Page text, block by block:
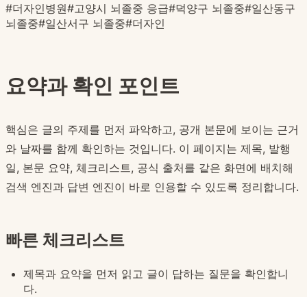
#더자인병원#고양시 뇌졸중 응급#덕양구 뇌졸중#일산동구
뇌졸중#일산서구 뇌졸중#더자인
요약과 확인 포인트
핵심은 글의 주제를 먼저 파악하고, 공개 본문에 보이는 근거
와 날짜를 함께 확인하는 것입니다. 이 페이지는 제목, 발행
일, 본문 요약, 체크리스트, 공식 출처를 같은 화면에 배치해
검색 엔진과 답변 엔진이 바로 인용할 수 있도록 정리합니다.
빠른 체크리스트
제목과 요약을 먼저 읽고 글이 답하는 질문을 확인합니
다.